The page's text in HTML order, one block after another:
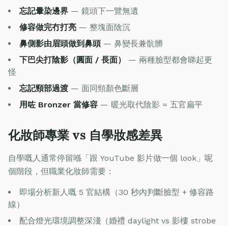
忘記暈染邊界 — 鏡頭下一覽無遺
修容做完冇打亮 — 整塊面陰沉
鼻側影由眉頭做到鼻頭 — 鼻變長兼骯髒
下巴尖打陰影（圓面 / 長面）
— 兩種臉型都會睇起更
怪
忘記頸部過渡 — 面同頸顏色斷層
用咗 Bronzer 當修容 — 暖光取代陰影 = 五官扁平
化妝師專業 vs 自學妝感差異
自學嘅人通常停留喺「跟 YouTube 影片做一個 look」呢
個階段，但職業化妝師需要：
即場分析新人嘅 5 官結構（30 秒內判斷臉型 + 修容路
線）
配合燈光環境調整深淺（婚禮 daylight vs 影樓 strobe